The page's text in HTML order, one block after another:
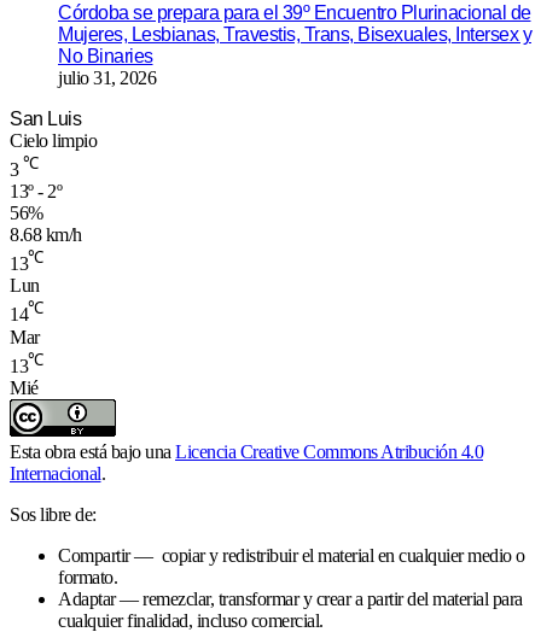
Córdoba se prepara para el 39º Encuentro Plurinacional de
Mujeres, Lesbianas, Travestis, Trans, Bisexuales, Intersex y
No Binaries
julio 31, 2026
San Luis
Cielo limpio
3 ℃
13º - 2º
56%
8.68 km/h
13℃
Lun
14℃
Mar
13℃
Mié
Esta obra está bajo una Licencia Creative Commons Atribución 4.0
Internacional.
Sos libre de:
Compartir — copiar y redistribuir el material en cualquier medio o
formato.
Adaptar — remezclar, transformar y crear a partir del material para
cualquier finalidad, incluso comercial.